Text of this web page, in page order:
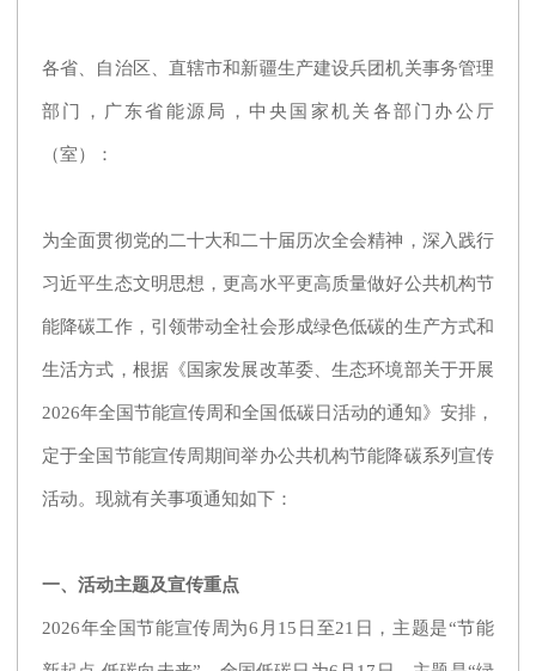
各省、自治区、直辖市和新疆生产建设兵团机关事务管理
部门，广东省能源局，中央国家机关各部门办公厅
（室）：
为全面贯彻党的二十大和二十届历次全会精神，深入践行
习近平生态文明思想，更高水平更高质量做好公共机构节
能降碳工作，引领带动全社会形成绿色低碳的生产方式和
生活方式，根据《国家发展改革委、生态环境部关于开展
2026年全国节能宣传周和全国低碳日活动的通知》安排，
定于全国节能宣传周期间举办公共机构节能降碳系列宣传
活动。现就有关事项通知如下：
一、活动主题及宣传重点
2026年全国节能宣传周为6月15日至21日，主题是“节能